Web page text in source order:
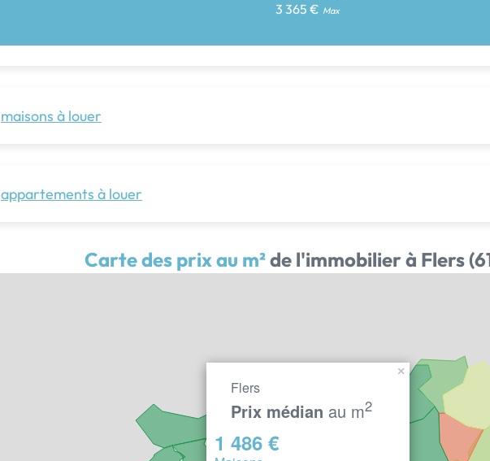
3 365 € Max
maisons à louer
appartements à louer
Carte des prix au m²de l'immobilier à Flers
Flers
Prix médian au m2
1 486 €
×